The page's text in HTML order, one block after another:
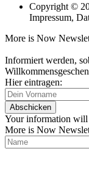
Copyright ©
Impressum,
More is Now
Informiert werden,
Hier eintragen:
Your information will
More is Now